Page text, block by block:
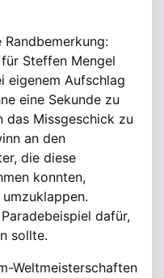
Steffen Mengel
eigenem Aufschlag
eine Sekunde zu
das Missgeschick zu
an den
die diese
konnten,
dafür,
sollte.
Weltmeisterschaften